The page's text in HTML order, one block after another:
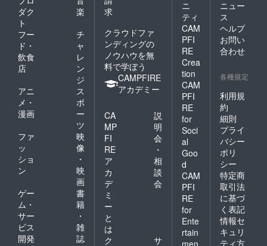
ダク
ト
楽
フー
ド・
飲食
店
チ
ャ
レ
ン
ジ
アニ
メ・
漫画
ス
ポ
ー
ツ
ファ
ッ
ショ
ン
映
像
・
映
画
ゲー
ム・
サー
ビス
開発
書
籍
・
雑
誌
求
クラウドファ
ンディングの
ノウハウを無
料で学ぼう
CAMPFIRE
アカデミー
CA
MP
FI
RE
ア
カ
デ
ミ
ー
と
は
説
明
会
・
相
談
会
ク
サ
ニ
ティ
CAM
PFI
RE
Crea
tion
CAM
PFI
RE
for
Soci
al
Goo
d
CAM
PFI
RE
for
Ente
rtain
ニュー
ス
ヘルプ
お問い
合わせ
各種規定
利用規
約
細則
プライ
バシー
ポリ
シー
特定商
取引法
に基づ
く表記
情報セ
キュリ
ティ方